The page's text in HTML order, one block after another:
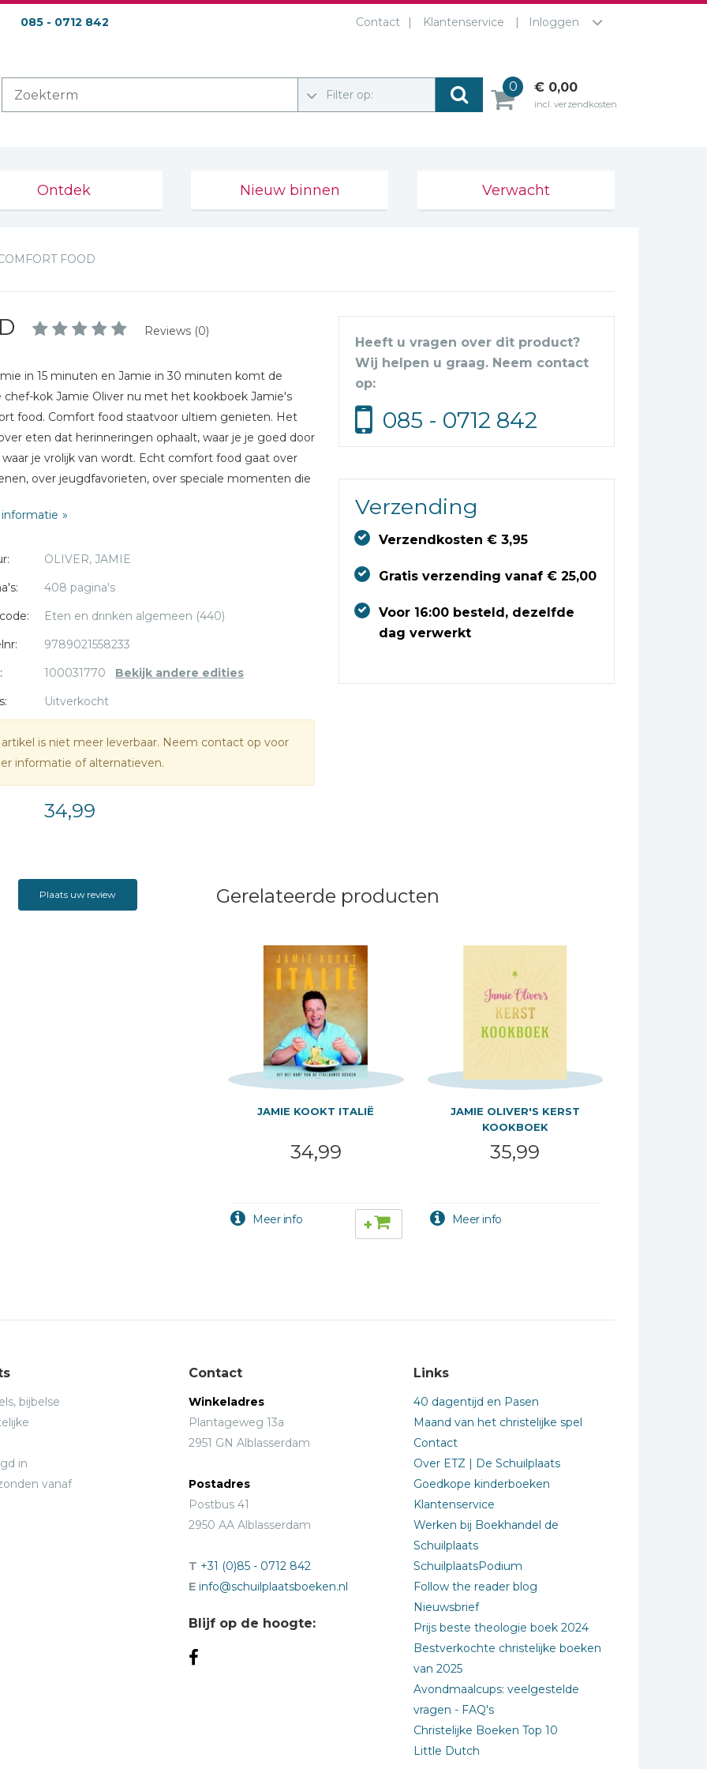
085 - 0712 842 Contact Klantenservice Inloggen
Filter op:
0 € 0,00
incl. verzendkosten
Ontdek Nieuw binnen Verwacht
FOOD
Reviews (0)
in 15 minuten en Jamie in 30 minuten komt de
chef-kok Jamie Oliver nu met het kookboek Jamie's
food. Comfort food staatvoor ultiem genieten. Het
eten dat herinneringen ophaalt, waar je je goed door
je vrolijk van wordt. Echt comfort food gaat over
over jeugdfavorieten, over speciale momenten die
Kortom: alles waar je gelukkig van wordt!Jamie's
100 recepten is het kookboek voor elk moment in
dat je iets te vieren hebt en jezelf en anderen wilt
als het boek op zich'- Jamie Oliver
OLIVER, JAMIE
408 pagina's
Eten en drinken algemeen (440)
9789021558233
100031770 Bekijk andere edities
Uitverkocht
is niet meer leverbaar. Neem contact op voor
informatie of alternatieven.
34,99
Heeft u vragen over dit product?
Wij helpen u graag. Neem contact
op:
085 - 0712 842
Verzending
Verzendkosten € 3,95
Gratis verzending vanaf € 25,00
Voor 16:00 besteld, dezelfde
dag verwerkt
Plaats uw review Gerelateerde producten
JAMIE KOOKT ITALIË
34,99
+
JAMIE OLIVER'S KERST
KOOKBOEK
35,99
bijbelse
in
vanaf
Contact
Winkeladres
Plantageweg 13a
2951 GN Alblasserdam
Postadres
Postbus 41
2950 AA Alblasserdam
T +31 (0)85 - 0712 842
E info@schuilplaatsboeken.nl
Blijf op de hoogte:
Links
40 dagentijd en Pasen
Maand van het christelijke spel
Contact
Over ETZ | De Schuilplaats
Goedkope kinderboeken
Klantenservice
Werken bij Boekhandel de
Schuilplaats
SchuilplaatsPodium
Follow the reader blog
Nieuwsbrief
Prijs beste theologie boek 2024
Bestverkochte christelijke boeken
van 2025
Avondmaalcups: veelgestelde
vragen - FAQ's
Christelijke Boeken Top 10
Little Dutch